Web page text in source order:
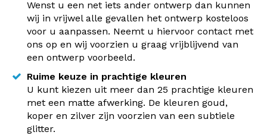
Wenst u een net iets ander ontwerp dan kunnen
wij in vrijwel alle gevallen het ontwerp kosteloos
voor u aanpassen. Neemt u hiervoor contact met
ons op en wij voorzien u graag vrijblijvend van
een ontwerp voorbeeld.
Ruime keuze in prachtige kleuren
U kunt kiezen uit meer dan 25 prachtige kleuren
met een matte afwerking. De kleuren goud,
koper en zilver zijn voorzien van een subtiele
glitter.